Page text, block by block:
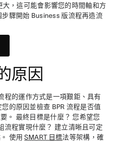
大，這可能會影響您的時間軸和方
驟開始 Business 版流程再造流
原因
程的運作方式是一項艱鉅、具有
的原因並檢查 BPR 流程是否值
。 最終目標是什麼？ 您希望您
流程實現什麼？ 建立清晰且可定
使用SMART 目標法等架構，確